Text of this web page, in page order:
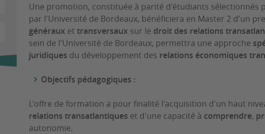
Une promotion, constituée à parité d'étudiants sélectionnés
par l'Université de Bordeaux, bénéficiera en Master 2 d'un
généraux et transversaux sur le droit des relations
sein de l'Université de Bordeaux, permettra une approche
juridiques du développement des relations économiques
Objectifs pédagogiques :
L'offre de formation a pour finalité l'acquisition d'un haut
relations transatlantiques et d'une capacité à comprendre,
autonomie.